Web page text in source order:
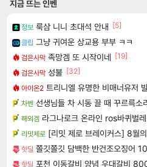
지금 뜨는 인벤
정보 룩삼 니니 초대석 안내 [5]
클립 그냥 귀여운 상교용 부부 ㅋㅋ
검은사막 족망겜 또 시작이네 [19]
검은사막 성불 [32]
아이온2 트리니엘 유명한 비매너유저
차벤 선생님들 차 시동 끌 때 꾸르륵소
해외겜 라그나로크 온라인 ros바퀴벌
리밋제로 [리밋 제로 브레이커스] 8월
핫딜 쫄깃쫄깃 담백한 반건조오징어 10미 700g 내외
핫딜 포천 이동갈비 양념 우대갈비 800g